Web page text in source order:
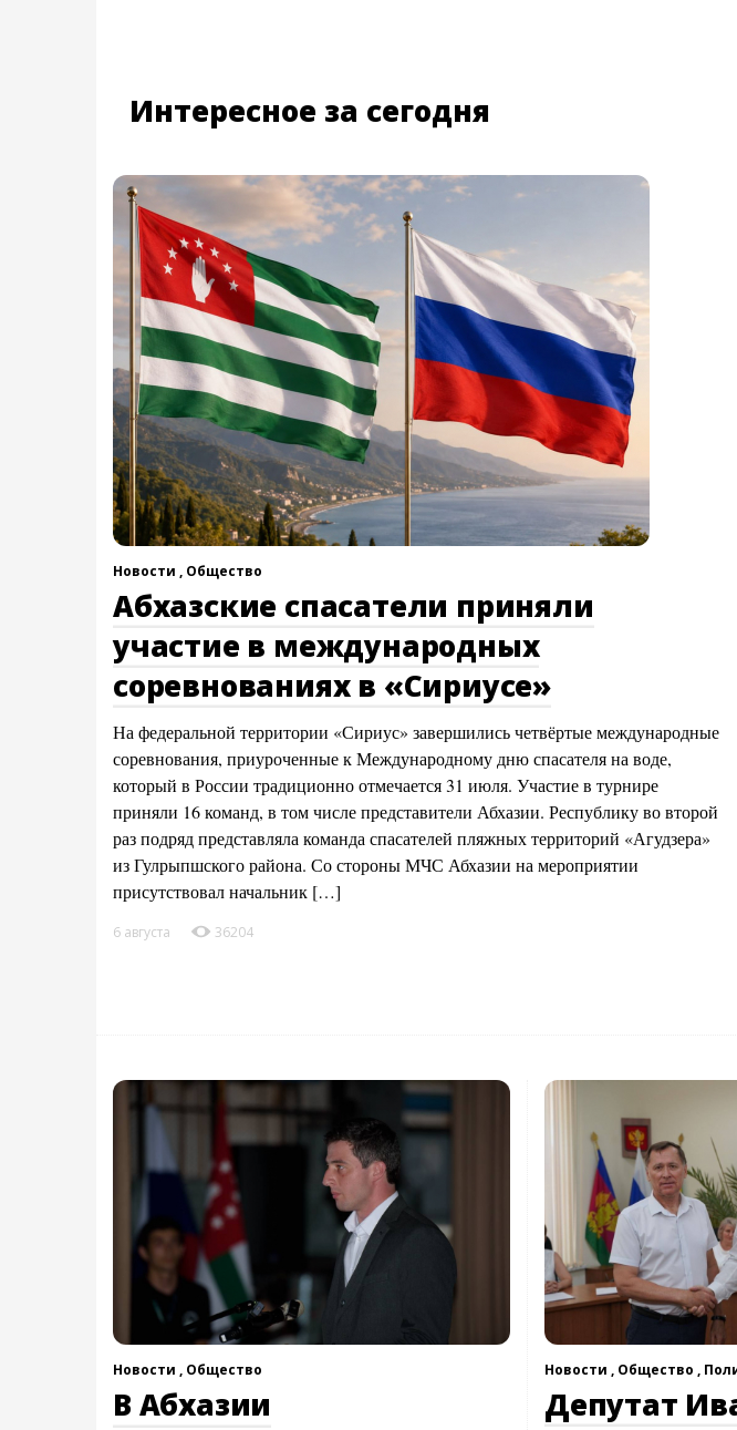
Интересное за сегодня
Новости , Общество
Абхазские спасатели приняли
участие в международных
соревнованиях в «Сириусе»
На федеральной территории «Сириус» завершились четвёртые международные
соревнования, приуроченные к Международному дню спасателя на воде,
который в России традиционно отмечается 31 июля. Участие в турнире
приняли 16 команд, в том числе представители Абхазии. Республику во второй
раз подряд представляла команда спасателей пляжных территорий «Агудзера»
из Гулрыпшского района. Со стороны МЧС Абхазии на мероприятии
присутствовал начальник […]
6 августа 36204
Новости , Общество
В Абхазии
Новости , Общество ,
Депутат